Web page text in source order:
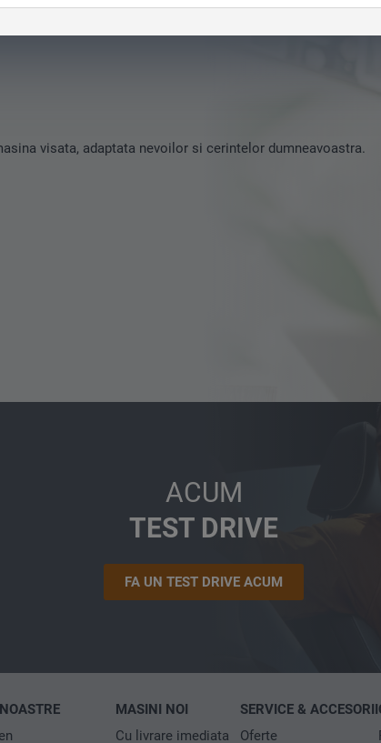
visata, adaptata nevoilor si cerintelor dumneavoastra.
ACUM
TEST DRIVE
FA UN TEST DRIVE ACUM
MASINI NOI
Cu livrare imediata
SERVICE & ACCESORII
Oferte